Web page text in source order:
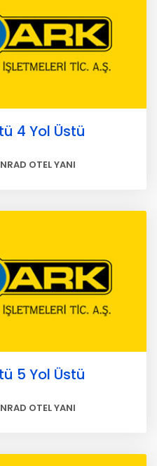
4 Yol Üstü
OTEL YANI
5 Yol Üstü
OTEL YANI